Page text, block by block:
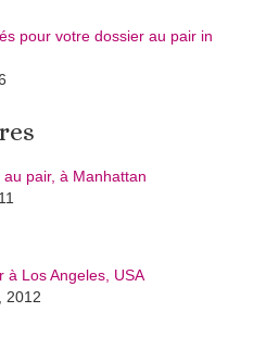
pour votre dossier au pair in
pair, à Manhattan
à Los Angeles, USA
2012